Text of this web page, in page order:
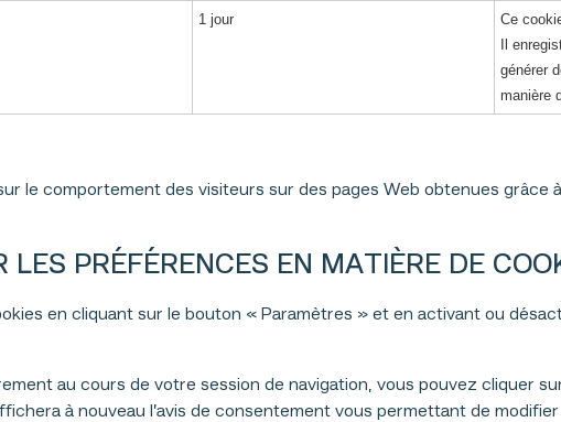
1 jour
Ce
Il
générer
manière
le comportement des visiteurs sur des pages Web obtenues grâce
PRÉFÉRENCES EN MATIÈRE DE
en cliquant sur le bouton « Paramètres » et en activant ou
au cours de votre session de navigation, vous pouvez cliquer
à nouveau l’avis de consentement vous permettant de